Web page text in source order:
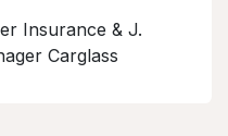
Insurance & J.
Carglass